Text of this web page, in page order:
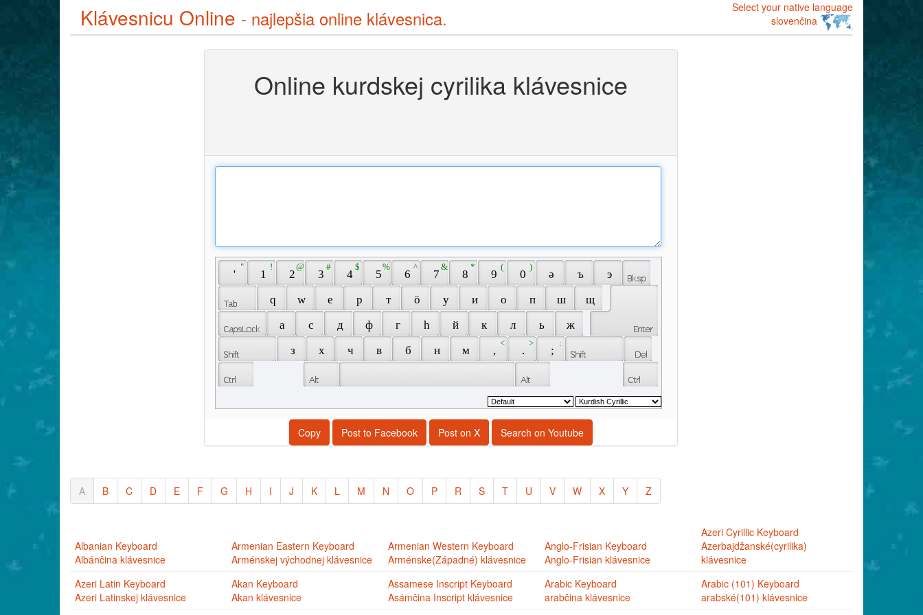
Klávesnicu Online - najlepšia online klávesnica.
Select your native language
slovenčina
Online kurdskej cyrilika klávesnice
'
"
1
!
2
@
3
#
4
$
5
%
6
^
7
&
8
*
9
(
0
)
ә ъ
э
q
w е р т ö у и о п ш
щ
а
с д ф г h й к л ь
ж
з
х ч в б н м ,
<
.
>
;
:
Copy Post to Facebook Post on X Search on Youtube
A B C D E F G H I J K L M N O P R S T U V W X Y Z
Albanian Keyboard
Albánčina klávesnice
Armenian Eastern Keyboard
Arménskej východnej klávesnice
Armenian Western Keyboard
Arménske(Západné) klávesnice
Anglo-Frisian Keyboard
Anglo-Frisian klávesnice
Azeri Cyrillic Keyboard
Azerbajdžanské(cyrilika)
klávesnice
Azeri Latin Keyboard
Azeri Latinskej klávesnice
Akan Keyboard
Akan klávesnice
Assamese Inscript Keyboard
Asámčina Inscript klávesnice
Arabic Keyboard
arabčina klávesnice
Arabic (101) Keyboard
arabské(101) klávesnice